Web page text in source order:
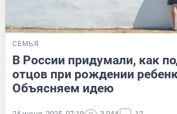
СЕМЬЯ
В России придумали, как
отцов при рождении
Объясняем идею